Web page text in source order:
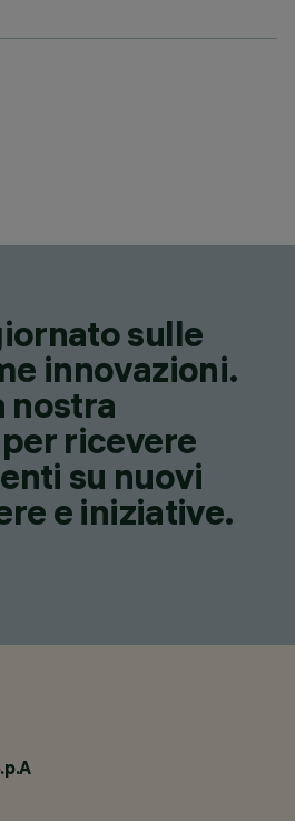
sulle
innovazioni.
nostra
ricevere
su nuovi
e iniziative.